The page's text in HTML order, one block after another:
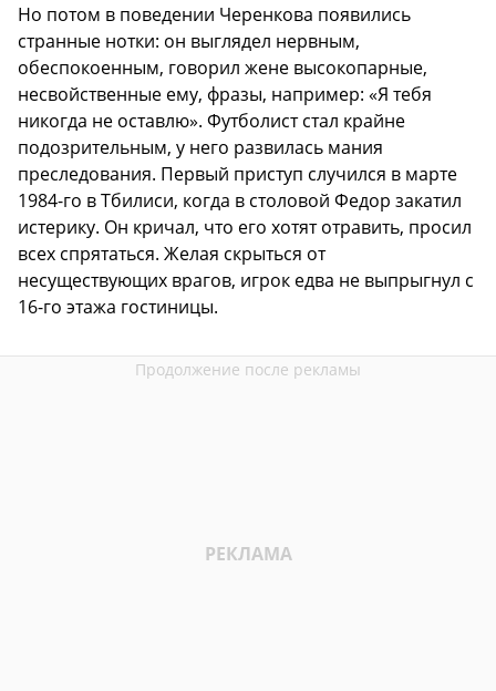
Но потом в поведении Черенкова появились
странные нотки: он выглядел нервным,
обеспокоенным, говорил жене высокопарные,
несвойственные ему, фразы, например: «Я тебя
никогда не оставлю». Футболист стал крайне
подозрительным, у него развилась мания
преследования. Первый приступ случился в марте
1984-го в Тбилиси, когда в столовой Федор закатил
истерику. Он кричал, что его хотят отравить, просил
всех спрятаться. Желая скрыться от
несуществующих врагов, игрок едва не выпрыгнул с
16-го этажа гостиницы.